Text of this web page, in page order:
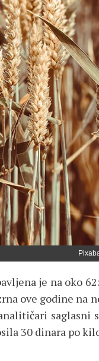
je na oko
ove godine na
saglasni
30 dinara po